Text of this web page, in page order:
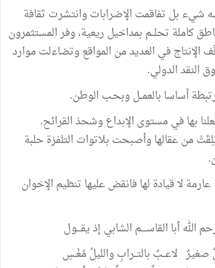
شيء بل تفاقمت الإضرابات وانتشرت ثقافة
كاملة تحلــم بمداخيل ريعية، وفر المستثمرون
الإنتاج في العديد من المواقع وتضاءلت موارد
النقد الدولي.
أساسا بالعمــل وبحـب الوطن.
بها في مستوى الإبداع وشحذ القرائح.
من عقالها وأصبحت بلاتوات التلفزة حلبة
لا قيادة لها فانقض عليها تنظيم الإخوان
الله أبا القاســــم الشابي إذ يقـــول
لاعــبٌ بالتــرابِ والليلُ مُغْـسِ